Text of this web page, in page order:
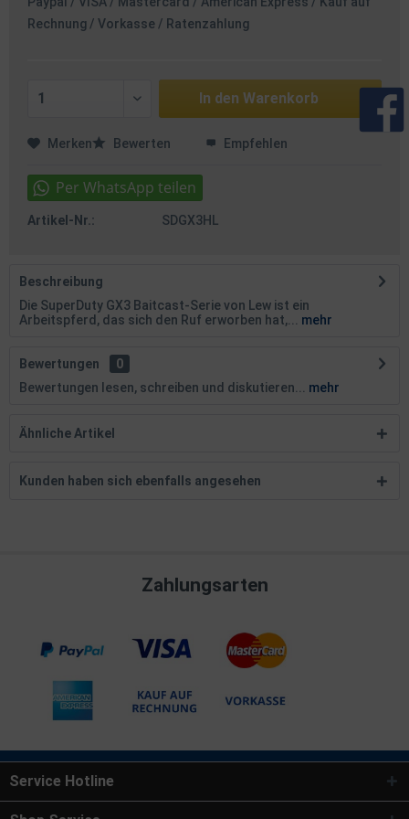
Rechnung / Vorkasse / Ratenzahlung
In den Warenkorb
Merken Bewerten Empfehlen
Artikel-Nr.: SDGX3HL
Beschreibung
Die SuperDuty GX3 Baitcast-Serie von Lew ist ein
Arbeitspferd, das sich den Ruf erworben hat,...
mehr
Bewertungen
0
Bewertungen lesen, schreiben und diskutieren...
mehr
Ähnliche Artikel
Kunden haben sich ebenfalls angesehen
Zahlungsarten
Service Hotline